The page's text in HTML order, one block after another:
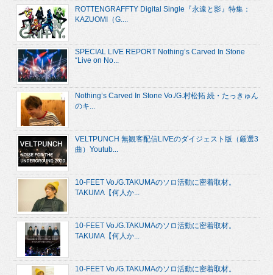
ROTTENGRAFFTY Digital Single『永遠と影』特集：
KAZUOMI（G....
SPECIAL LIVE REPORT Nothing’s Carved In Stone
“Live on No...
Nothing’s Carved In Stone Vo./G.村松拓 続・たっきゅん
のキ...
VELTPUNCH 無観客配信LIVEのダイジェスト版（厳選3
曲）Youtub...
10-FEET Vo./G.TAKUMAのソロ活動に密着取材。
TAKUMA【何人か...
10-FEET Vo./G.TAKUMAのソロ活動に密着取材。
TAKUMA【何人か...
10-FEET Vo./G.TAKUMAのソロ活動に密着取材。